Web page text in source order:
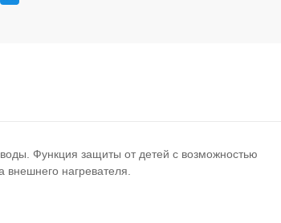
Функция защиты от детей с возможностью
нагревателя.